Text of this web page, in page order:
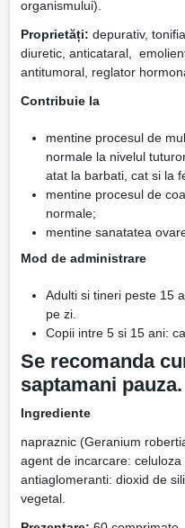
organismului).
Proprietăți: depurativ,
diuretic, anticataral,
antitumoral, reglator
Contribuie la
mentine procesul de
normale la nivelul
atat la barbati, cat si la
mentine procesul de
normale;
mentine sanatatea
Mod de administrare
Adulti si tineri peste 15
pe zi.
Copii intre 5 si 15 ani:
Se recomanda
saptamani pauza.
Ingrediente
napraznic (Geranium
agent de incarcare:
antiaglomeranti: dioxid de
vegetal.